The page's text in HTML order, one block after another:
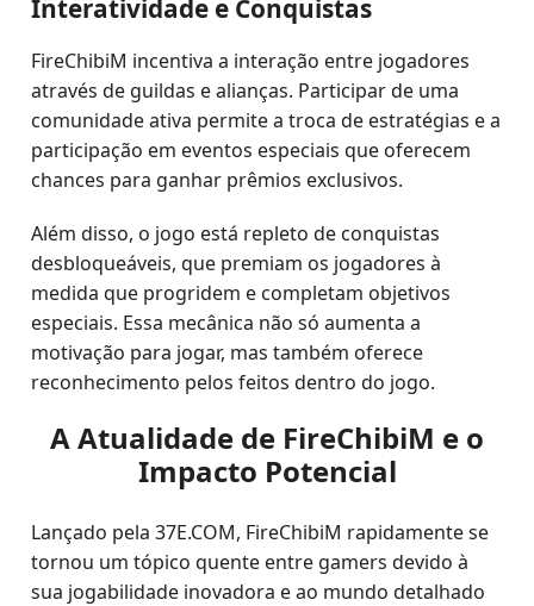
Interatividade e Conquistas
FireChibiM incentiva a interação entre jogadores
através de guildas e alianças. Participar de uma
comunidade ativa permite a troca de estratégias e a
participação em eventos especiais que oferecem
chances para ganhar prêmios exclusivos.
Além disso, o jogo está repleto de conquistas
desbloqueáveis, que premiam os jogadores à
medida que progridem e completam objetivos
especiais. Essa mecânica não só aumenta a
motivação para jogar, mas também oferece
reconhecimento pelos feitos dentro do jogo.
A Atualidade de FireChibiM e o
Impacto Potencial
Lançado pela 37E.COM, FireChibiM rapidamente se
tornou um tópico quente entre gamers devido à
sua jogabilidade inovadora e ao mundo detalhado